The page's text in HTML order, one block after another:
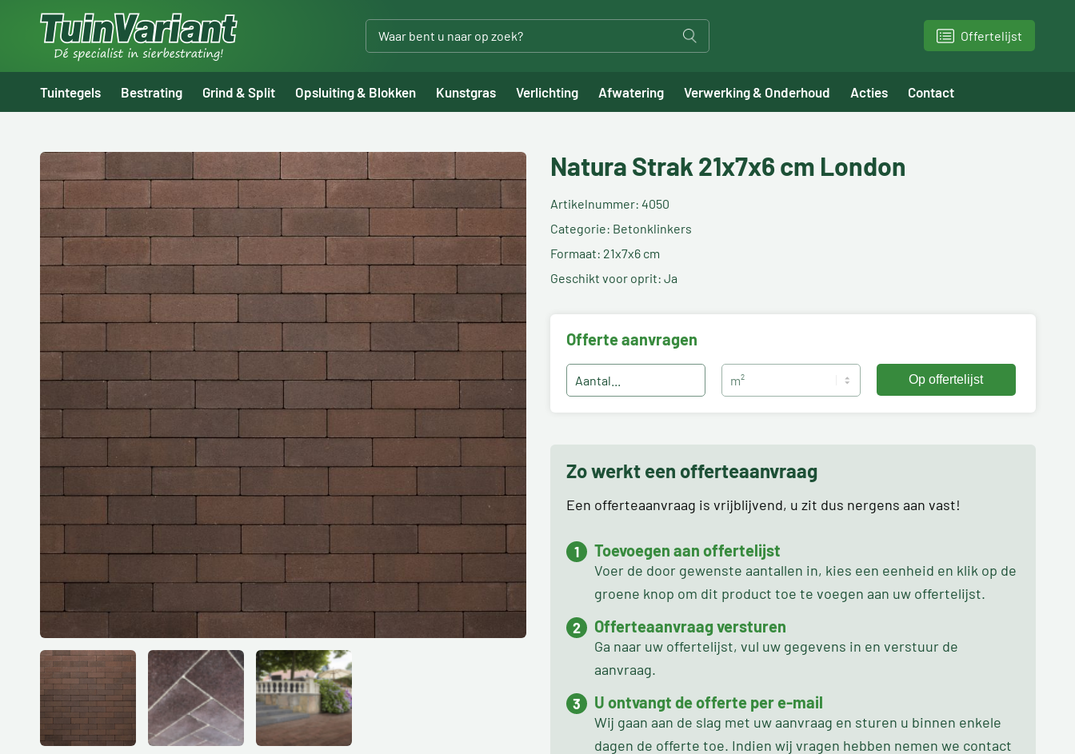
Offertelijst
Tuintegels Bestrating Grind & Split Opsluiting & Blokken Kunstgras Verlichting Afwatering Verwerking & Onderhoud Acties Contact
Natura Strak 21x7x6 cm London
Artikelnummer: 4050
Categorie: Betonklinkers
Formaat: 21x7x6 cm
Geschikt voor oprit: Ja
Offerte aanvragen
Zo werkt een offerteaanvraag
Een offerteaanvraag is vrijblijvend, u zit dus nergens aan vast!
Toevoegen aan offertelijst
Voer de door gewenste aantallen in, kies een eenheid en klik op de
groene knop om dit product toe te voegen aan uw offertelijst.
Offerteaanvraag versturen
Ga naar uw offertelijst, vul uw gegevens in en verstuur de
aanvraag.
U ontvangt de offerte per e-mail
Wij gaan aan de slag met uw aanvraag en sturen u binnen enkele
dagen de offerte toe. Indien wij vragen hebben nemen we contact